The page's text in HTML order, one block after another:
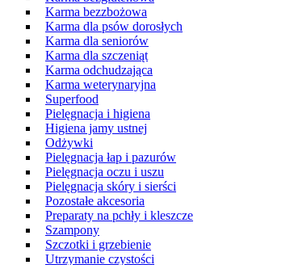
Karma bezzbożowa
Karma dla psów dorosłych
Karma dla seniorów
Karma dla szczeniąt
Karma odchudzająca
Karma weterynaryjna
Superfood
Pielęgnacja i higiena
Higiena jamy ustnej
Odżywki
Pielęgnacja łap i pazurów
Pielęgnacja oczu i uszu
Pielęgnacja skóry i sierści
Pozostałe akcesoria
Preparaty na pchły i kleszcze
Szampony
Szczotki i grzebienie
Utrzymanie czystości